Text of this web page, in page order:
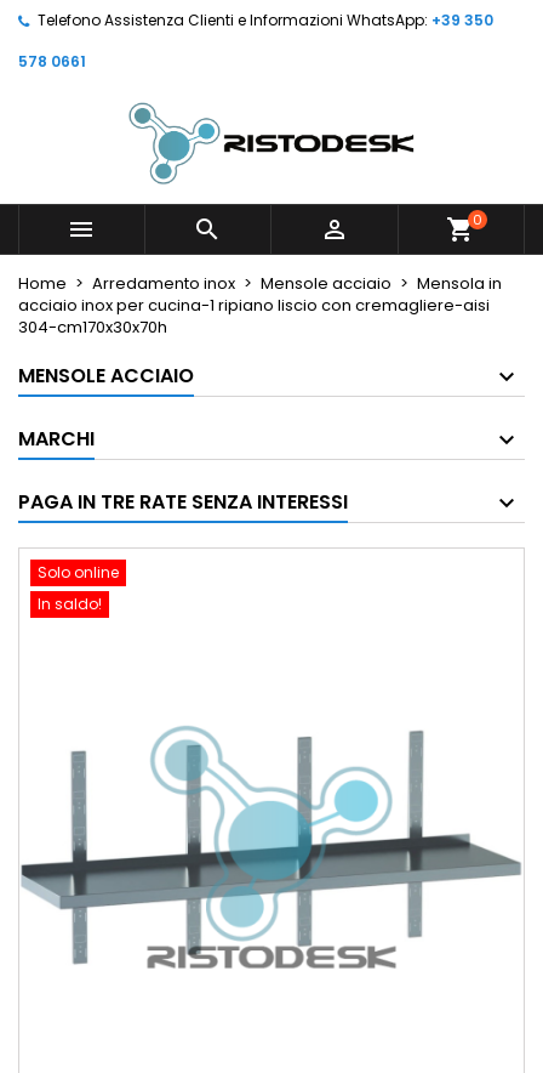
Telefono Assistenza Clienti e Informazioni WhatsApp: +39 350
578 0661
   shopping_cart0
Home Arredamento inox Mensole acciaio
Mensola in
acciaio inox per cucina-1 ripiano liscio con cremagliere-aisi
304-cm170x30x70h
MENSOLE ACCIAIO
MARCHI
PAGA IN TRE RATE SENZA INTERESSI
Solo online
In saldo!